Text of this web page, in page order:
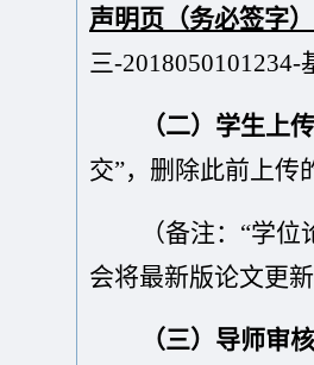
声明页（务必签字）
三-2018050101234-
（二）学生上
交”，删除此前上传
（备注： “学位
会将最新版论文更
（三）导师审